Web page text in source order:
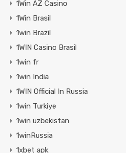
1Win AZ Casino
1Win Brasil
1win Brazil
1WIN Casino Brasil
1win fr
1win India
1WIN Official In Russia
1win Turkiye
1win uzbekistan
1winRussia
1xbet apk